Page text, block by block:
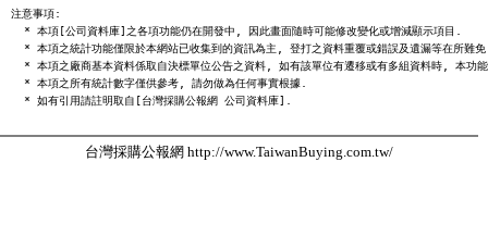
注意事項:
  * 本項[公司資料庫]之各項功能仍在開發中, 因此畫面隨時可能修改變化或增減顯示項目.
* 本項之統計功能僅限於本網站已收集到的資訊為主, 登打之資料重覆或錯誤及遺漏等在所難
* 本項之廠商基本資料係取自決標單位公告之資料, 如有該單位有遷移或有多組資料時, 本功
  * 本項之所有統計數字僅供參考, 請勿做為任何事實根據.
台灣採購公報網 http://www.TaiwanBuying.com.tw/